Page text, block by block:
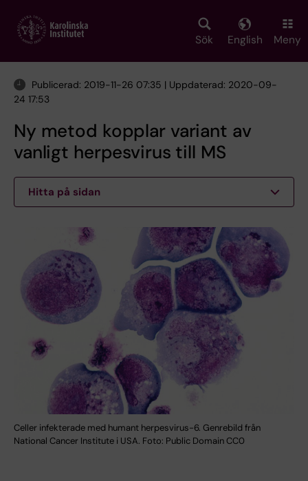
main
Sök English Meny
Publicerad: 2019-11-26 07:35 | Uppdaterad: 2020-09-
24 17:53
Ny metod kopplar variant av
vanligt herpesvirus till MS
Hitta på sidan
Celler infekterade med humant herpesvirus-6. Genrebild från
National Cancer Institute i USA. Foto: Public Domain CC0